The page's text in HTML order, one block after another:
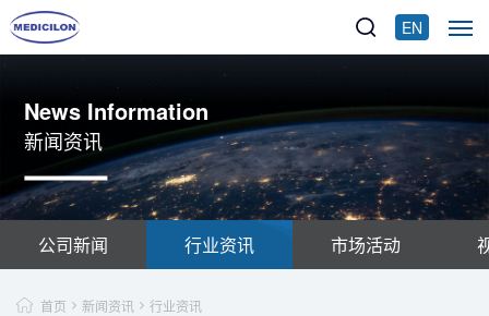
EN
News Information
新闻资讯
公司新闻 行业资讯 市场活动
首页 新闻资讯 行业资讯